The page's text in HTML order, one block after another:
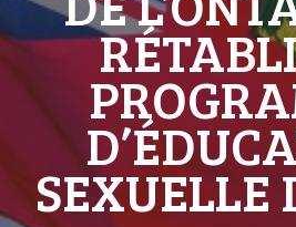
SEXUELLE